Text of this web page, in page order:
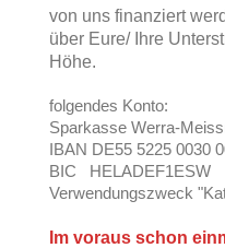
von uns finanziert
über Eure/ Ihre
Höhe.
folgendes Konto:
Sparkasse Werra-
IBAN DE55 5225 0030
BIC HELADEF1ESW
Verwendungszweck
Im voraus schon